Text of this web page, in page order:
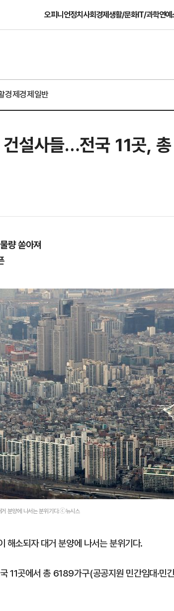
오피니언정치사회경제생활/문화IT/과학연예
경제경제일반
설사들…전국 11곳,
량 쏟아져
거 분양에 나서는 분위기다.ⓒ뉴시스
해소되자 대거 분양에 나서는 분위기다.
11곳에서 총 6189가구(공공지원 민간임대·민
1
“다
충
개
2
어
3
"출
원
4
경
자본
5
김민
누